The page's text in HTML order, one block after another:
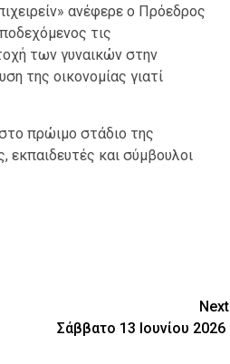
ανέφερε ο Πρόεδρος
τις
των γυναικών στην
της οικονομίας γιατί
πρώιμο στάδιο της
εκπαιδευτές και σύμβουλοι
Next
Σάββατο 13 Ιουνίου 2026